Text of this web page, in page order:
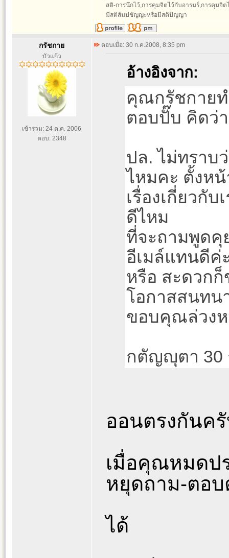
สติ-การนึกไว้,การคุมจิตไว้กับอารมร์,การคุมจิ
มีสติสัมปชัญญะหรือมีสติปัญญา
กรัชกาย
บัวแก้ว
เข้าร่วม: 24 ต.ค. 2006
ตอบ: 2348
ตอบเมื่อ: 30 ก.ค.2008, 8:35 pm
อ้างอิงจาก:
คุณกรัชกายท
ตอบปั๊บ คิดว่
ปล. ไม่ทราบ
ไหมคะ ตั้งหน้
เรื่องเกี่ยวกับ
ดีไหม
ที่จะถามพูดคุ
อีเมล์แทนดีค่
หรือ สะดวก
โอกาสสนทน
ขอบคุณล่วงห
กตัญญุตา 30
ออนตรงกันค
เมื่อคุณหมดป
หยุดถาม-ตอ
ได้